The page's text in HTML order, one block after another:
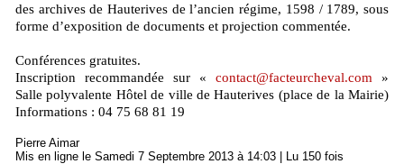
des archives de Hauterives de l’ancien régime, 1598 / 1789, sous
forme d’exposition de documents et projection commentée.
Conférences gratuites.
Inscription recommandée sur « contact@facteurcheval.com »
Salle polyvalente Hôtel de ville de Hauterives (place de la Mairie)
Informations : 04 75 68 81 19
Pierre Aimar
Mis en ligne le Samedi 7 Septembre 2013 à 14:03 | Lu 150 fois